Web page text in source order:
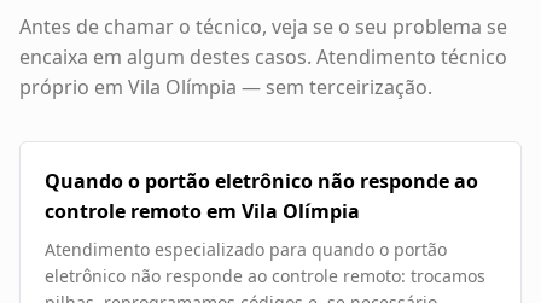
Antes de chamar o técnico, veja se o seu problema se
encaixa em algum destes casos. Atendimento técnico
próprio em Vila Olímpia — sem terceirização.
Quando o portão eletrônico não responde ao
controle remoto em Vila Olímpia
Atendimento especializado para quando o portão
eletrônico não responde ao controle remoto: trocamos